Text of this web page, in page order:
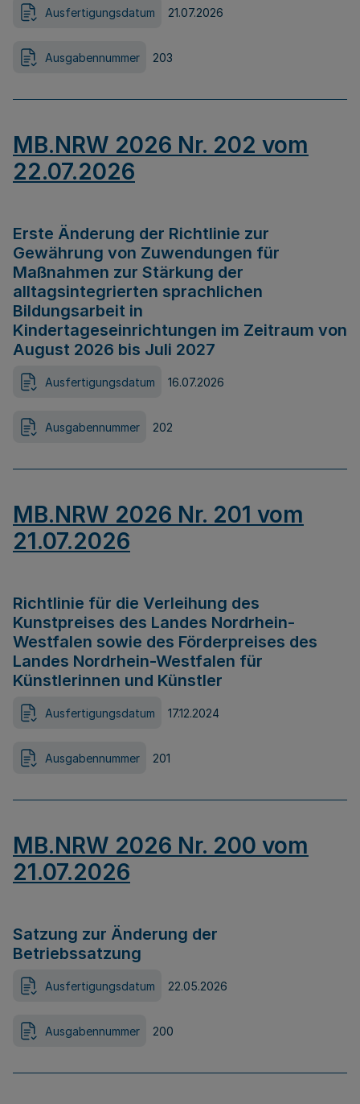
Ausfertigungsdatum 21.07.2026
Ausgabennummer 203
MB.NRW 2026 Nr. 202 vom
22.07.2026
Erste Änderung der Richtlinie zur
Gewährung von Zuwendungen für
Maßnahmen zur Stärkung der
alltagsintegrierten sprachlichen
Bildungsarbeit in
Kindertageseinrichtungen im Zeitraum von
August 2026 bis Juli 2027
Ausfertigungsdatum 16.07.2026
Ausgabennummer 202
MB.NRW 2026 Nr. 201 vom
21.07.2026
Richtlinie für die Verleihung des
Kunstpreises des Landes Nordrhein-
Westfalen sowie des Förderpreises des
Landes Nordrhein-Westfalen für
Künstlerinnen und Künstler
Ausfertigungsdatum 17.12.2024
Ausgabennummer 201
MB.NRW 2026 Nr. 200 vom
21.07.2026
Satzung zur Änderung der
Betriebssatzung
Ausfertigungsdatum 22.05.2026
Ausgabennummer 200